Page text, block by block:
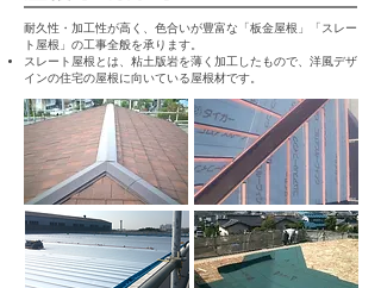
耐久性・加工性が高く、色合いが豊富な「板金屋根」「スレー
ト屋根」の工事全般を承ります。
スレート屋根とは、粘土版岩を薄く加工したもので、洋風デザ
インの住宅の屋根に向いている屋根材です。